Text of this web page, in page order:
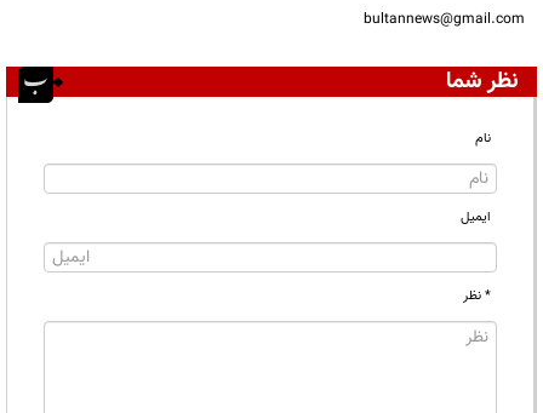
bultannews@gmail.com
نظر شما
نام
ایمیل
* نظر